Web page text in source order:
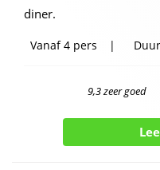
diner.
Vanaf4 pers Duur
9,3 zeer goed